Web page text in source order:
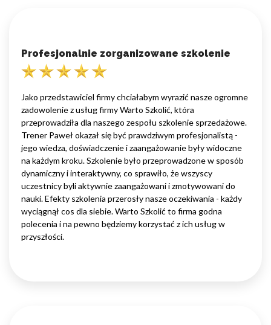
Profesjonalnie zorganizowane szkolenie
Jako przedstawiciel firmy chciałabym wyrazić nasze ogromne
zadowolenie z usług firmy Warto Szkolić, która
przeprowadziła dla naszego zespołu szkolenie sprzedażowe.
Trener Paweł okazał się być prawdziwym profesjonalistą -
jego wiedza, doświadczenie i zaangażowanie były widoczne
na każdym kroku. Szkolenie było przeprowadzone w sposób
dynamiczny i interaktywny, co sprawiło, że wszyscy
uczestnicy byli aktywnie zaangażowani i zmotywowani do
nauki. Efekty szkolenia przerosły nasze oczekiwania - każdy
wyciągnął cos dla siebie. Warto Szkolić to firma godna
polecenia i na pewno będziemy korzystać z ich usług w
przyszłości.